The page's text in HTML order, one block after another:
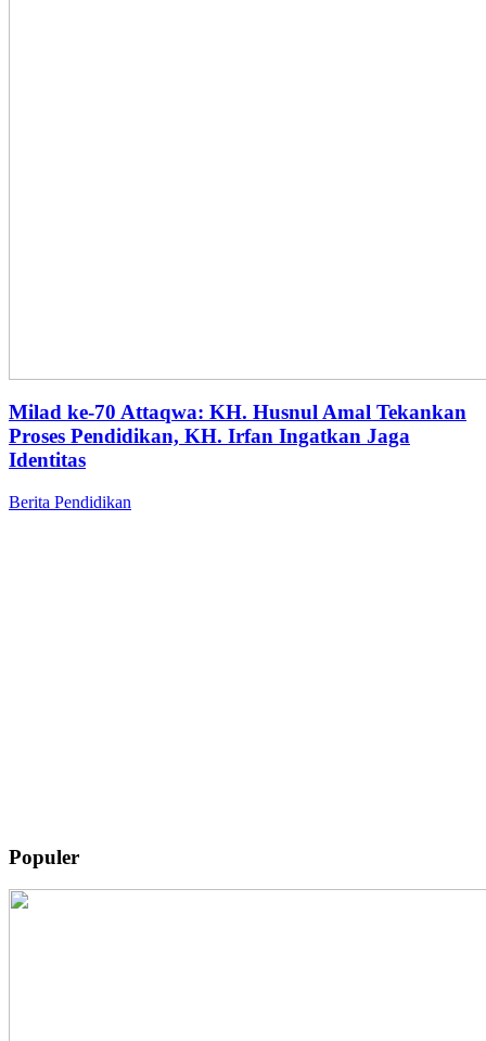
Milad ke-70 Attaqwa: KH. Husnul Amal Tekankan
Proses Pendidikan, KH. Irfan Ingatkan Jaga
Identitas
Berita Pendidikan
Populer